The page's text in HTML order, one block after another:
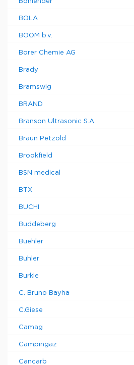
Bohlender
BOLA
BOOM b.v.
Borer Chemie AG
Brady
Bramswig
BRAND
Branson Ultrasonic S.A.
Braun Petzold
Brookfield
BSN medical
BTX
BUCHI
Buddeberg
Buehler
Buhler
Burkle
C. Bruno Bayha
C.Giese
Camag
Campingaz
Cancarb